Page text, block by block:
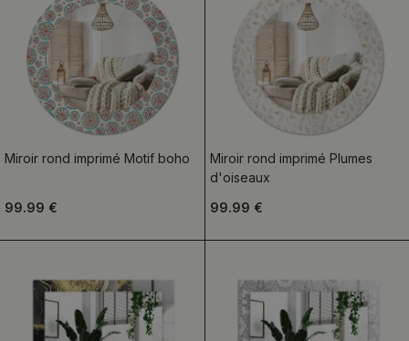
Miroir rond imprimé Motif boho
99.99 €
Miroir rond imprimé Plumes
d'oiseaux
99.99 €